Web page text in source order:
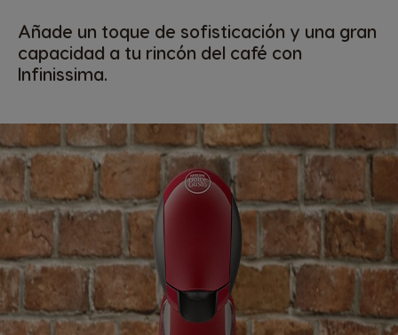
Añade un toque de sofisticación y una gran
capacidad a tu rincón del café con
Infinissima.